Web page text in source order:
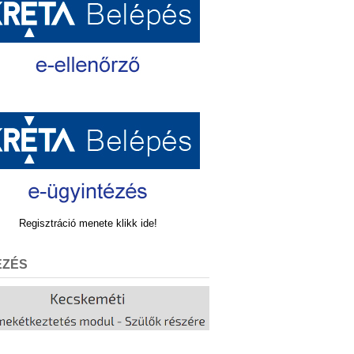
Regisztráció menete klikk ide!